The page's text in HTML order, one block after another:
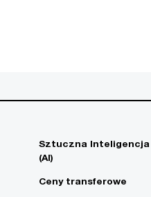
Sztuczna Inteligencja
(AI)
Ceny transferowe